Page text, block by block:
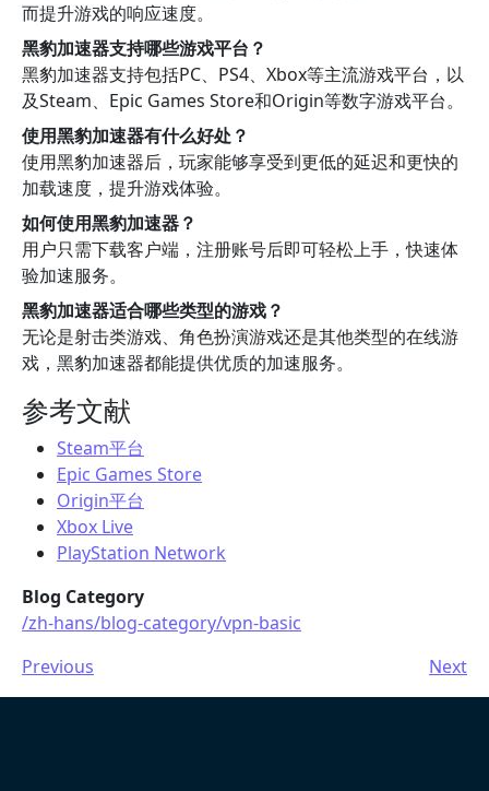
而提升游戏的响应速度。
黑豹加速器支持哪些游戏平台？
黑豹加速器支持包括PC、PS4、Xbox等主流游戏平台，以
及Steam、Epic Games Store和Origin等数字游戏平台。
使用黑豹加速器有什么好处？
使用黑豹加速器后，玩家能够享受到更低的延迟和更快的
加载速度，提升游戏体验。
如何使用黑豹加速器？
用户只需下载客户端，注册账号后即可轻松上手，快速体
验加速服务。
黑豹加速器适合哪些类型的游戏？
无论是射击类游戏、角色扮演游戏还是其他类型的在线游
戏，黑豹加速器都能提供优质的加速服务。
参考文献
Steam平台
Epic Games Store
Origin平台
Xbox Live
PlayStation Network
Blog Category
/zh-hans/blog-category/vpn-basic
Previous
Next